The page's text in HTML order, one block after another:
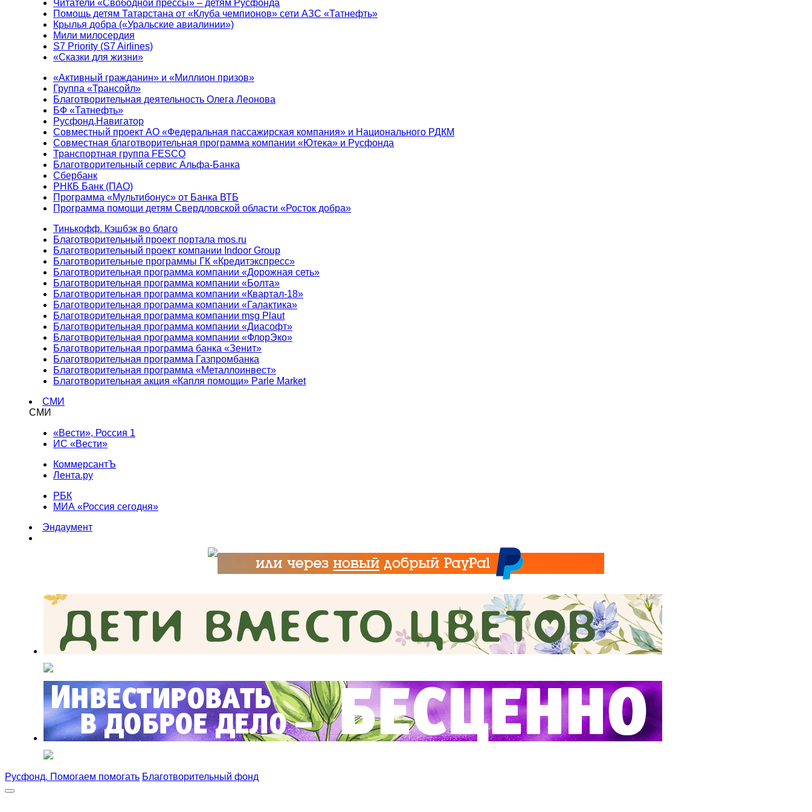
Читатели «Свободной прессы» – детям Русфонда
Помощь детям Татарстана от «Клуба чемпионов» сети АЗС «Татнефть»
Крылья добра («Уральские авиалинии»)
Мили милосердия
S7 Priority (S7 Airlines)
«Сказки для жизни»
«Активный гражданин» и «Миллион призов»
Группа «Трансойл»
Благотворительная деятельность Олега Леонова
БФ «Татнефть»
Русфонд.Навигатор
Совместный проект АО «Федеральная пассажирская компания» и Национального РДКМ
Совместная благотворительная программа компании «Ютека» и Русфонда
Транспортная группа FESCO
Благотворительный сервис Альфа-Банка
Сбербанк
РНКБ Банк (ПАО)
Программа «Мультибонус» от Банка ВТБ
Программа помощи детям Свердловской области «Росток добра»
Тинькофф. Кэшбэк во благо
Благотворительный проект портала mos.ru
Благотворительный проект компании Indoor Group
Благотворительные программы ГК «Кредитэкспресс»
Благотворительная программа компании «Дорожная сеть»
Благотворительная программа компании «Болта»
Благотворительная программа компании «Квартал-18»
Благотворительная программа компании «Галактика»
Благотворительная программа компании msg Plaut
Благотворительная программа компании «Диасофт»
Благотворительная программа компании «ФлорЭко»
Благотворительная программа банка «Зенит»
Благотворительная программа Газпромбанка
Благотворительная программа «Металлоинвест»
Благотворительная акция «Капля помощи» Parle Market
СМИ
СМИ
«Вести», Россия 1
ИС «Вести»
КоммерсантЪ
Лента.ру
РБК
МИА «Россия сегодня»
Эндаумент
Русфонд. Помогаем помогать Благотворительный фонд